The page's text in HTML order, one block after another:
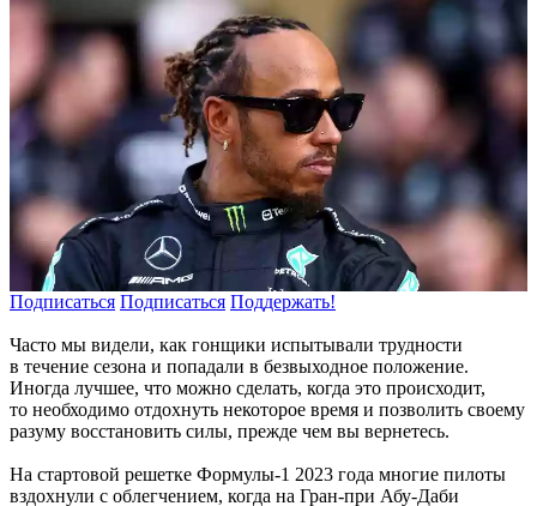
Подписаться Подписаться Поддержать!
Часто мы видели, как гонщики испытывали трудности
в течение сезона и попадали в безвыходное положение.
Иногда лучшее, что можно сделать, когда это происходит,
то необходимо отдохнуть некоторое время и позволить своему
разуму восстановить силы, прежде чем вы вернетесь.
На стартовой решетке Формулы-1 2023 года многие пилоты
вздохнули с облегчением, когда на Гран-при Абу-Даби